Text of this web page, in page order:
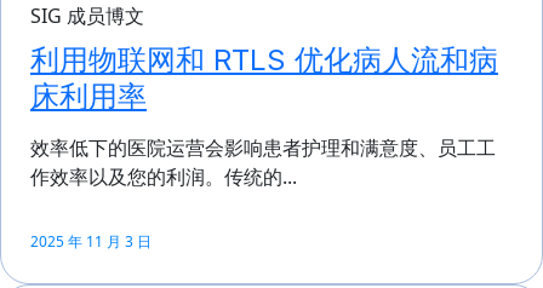
SIG 成员博文
利用物联网和 RTLS 优化病人流和病
床利用率
效率低下的医院运营会影响患者护理和满意度、员工工
作效率以及您的利润。传统的...
2025 年 11 月 3 日